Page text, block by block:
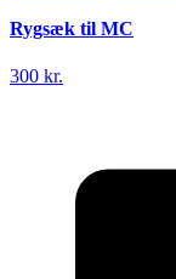
Rygsæk til MC
300 kr.